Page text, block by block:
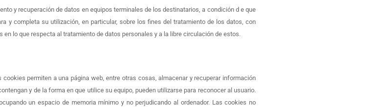
y recuperación de datos en equipos terminales de los destinatarios, a condición d e que
y completa su utilización, en particular, sobre los fines del tratamiento de los datos, con
lo que respecta al tratamiento de datos personales y a la libre circulación de estos.
permiten a una página web, entre otras cosas, almacenar y recuperar información
y de la forma en que utilice su equipo, pueden utilizarse para reconocer al usuario.
un espacio de memoria mínimo y no perjudicando al ordenador. Las cookies no